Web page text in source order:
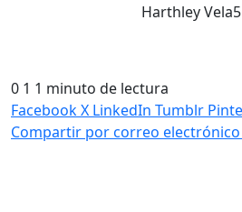
Harthley Vela
0 1 1 minuto de lectura
FacebookX LinkedIn Tumblr
Compartir por correo electrónico